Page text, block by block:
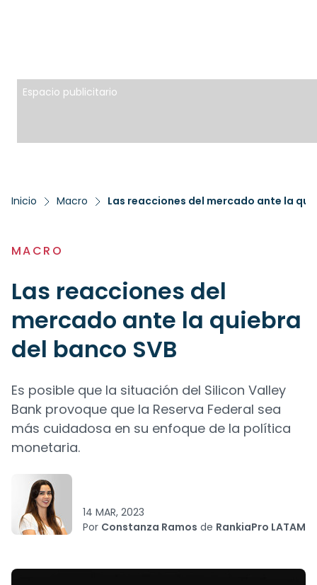
Espacio publicitario
Inicio Macro Las reacciones del mercado ante la
MACRO
Las reacciones del
mercado ante la quiebra
del banco SVB
Es posible que la situación del Silicon Valley
Bank provoque que la Reserva Federal sea
más cuidadosa en su enfoque de la política
monetaria.
14 MAR, 2023
Por Constanza Ramos de RankiaPro LATAM